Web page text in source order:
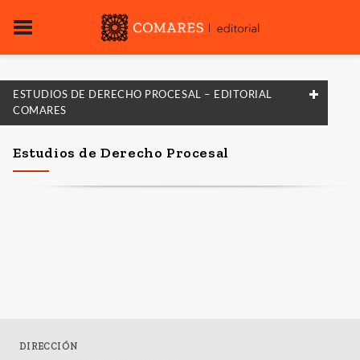
ESTUDIOS DE DERECHO PROCESAL – EDITORIAL
COMARES
FILTRADO POR:
Administrativo
Estudios de Derecho Procesal
DIRECCIÓN